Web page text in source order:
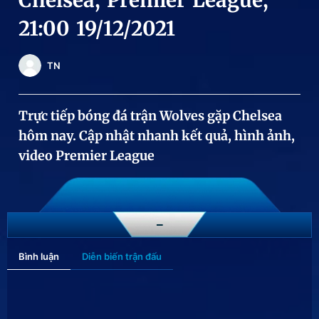
Chuyên mục khác
Tin thị trường Tin 360
Video Magazine
Sản phẩm khác
Tiện ích Bạn cần biết
Thông tin tòa soạn Liên hệ quảng cáo
Tin đã xem
Đăng xuất
21:00 19/12/2021
TN
Trực tiếp bóng đá trận Wolves gặp Chelsea
hôm nay. Cập nhật nhanh kết quả, hình ảnh,
video Premier League
-
Bình luận Diễn biến trận đấu